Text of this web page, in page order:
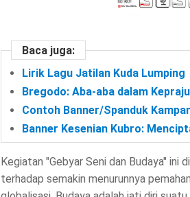
Baca juga:
Lirik Lagu Jatilan Kuda Lumping
Bregodo: Aba-aba dalam
Contoh Banner/Spanduk
Banner Kesenian Kubro:
Kegiatan "Gebyar Seni dan Budaya"
terhadap semakin menurunnya